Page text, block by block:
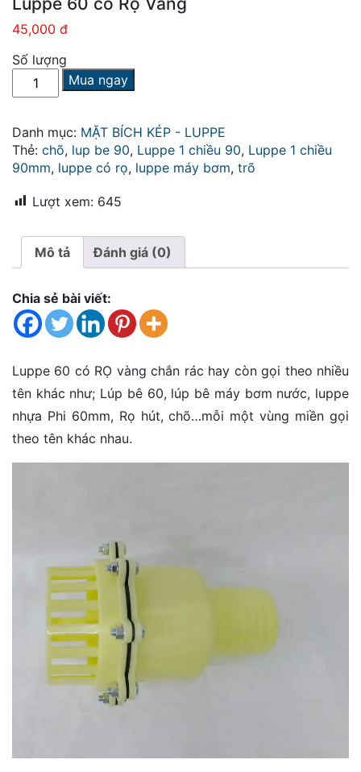
45,000 đ
Số lượng
Luppe
60
Rọ
Vàng
số
Mua ngay
Danh mục: MẶT BÍCH KÉP - LUPPE
Thẻ: chõ, lup be 90, Luppe 1 chiều 90, Luppe 1 chiều
90mm, luppe có rọ, luppe máy bơm, trõ
Lượt xem: 645
Mô tả Đánh giá (0)
Chia sẻ bài viết:
Luppe 60 có RỌ vàng chắn rác hay còn gọi theo nhiều
tên khác như; Lúp bê 60, lúp bê máy bơm nước, luppe
nhựa Phi 60mm, Rọ hút, chõ…mỗi một vùng miền gọi
theo tên khác nhau.